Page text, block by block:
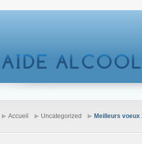
Accueil Uncategorized Meilleurs voeux